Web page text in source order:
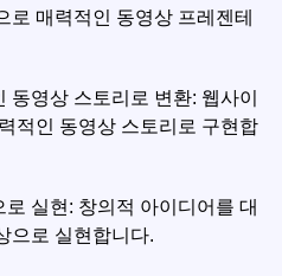
로 매력적인 동영상 프레젠테
영상 스토리로 변환: 웹사이
적인 동영상 스토리로 구현합
실현: 창의적 아이디어를 대
으로 실현합니다.